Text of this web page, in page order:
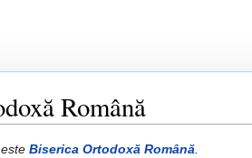
Română
esteBiserica Ortodoxă Română.